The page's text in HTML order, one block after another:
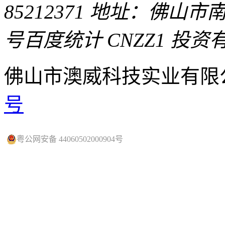
85212371 地址：佛山市
号百度统计 CNZZ1 投资
佛山市澳威科技实业有限
号
粤公网安备 44060502000904号